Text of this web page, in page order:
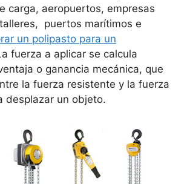
carga, aeropuertos, empresas
puertos marítimos e
un polipasto para un
fuerza a aplicar se calcula
o ganancia mecánica, que
la fuerza resistente y la fuerza
desplazar un objeto.